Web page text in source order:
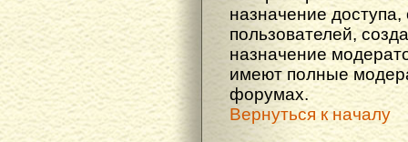
назначение
пользователей,
назначение
имеют полные
форумах.
Вернуться к началу